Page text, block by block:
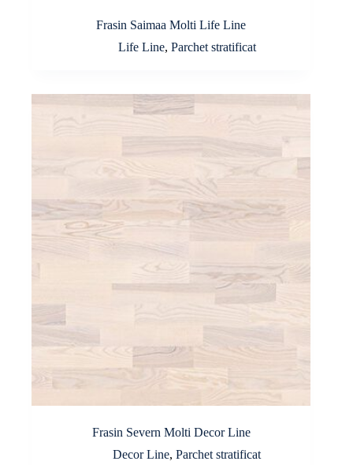
Frasin Saimaa Molti Life Line
Life Line, Parchet stratificat
Frasin Severn Molti Decor Line
Decor Line,Parchet stratificat